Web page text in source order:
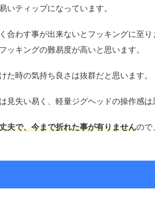
いティップになっています。
合わす事が出来ないとフッキングに至
ッキングの難易度が高いと思います。
た時の気持ち良さは抜群だと思います。
見失い易く、軽量ジグヘッドの操作感は
夫で、今まで折れた事が有りませんので